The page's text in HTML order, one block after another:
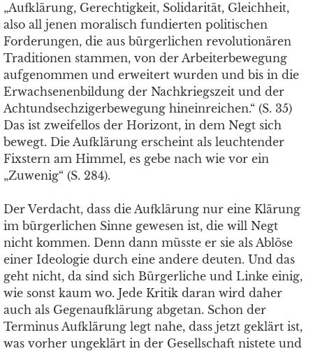
„Aufklärung, Gerechtigkeit, Solidarität, Gleichheit,
also all jenen moralisch fundierten politischen
Forderungen, die aus bürgerlichen revolutionären
Traditionen stammen, von der Arbeiterbewegung
aufgenommen und erweitert wurden und bis in die
Erwachsenenbildung der Nachkriegszeit und der
Achtundsechzigerbewegung hineinreichen.“ (S. 35)
Das ist zweifellos der Horizont, in dem Negt sich
bewegt. Die Aufklärung erscheint als leuchtender
Fixstern am Himmel, es gebe nach wie vor ein
„Zuwenig“ (S. 284).
Der Verdacht, dass die Aufklärung nur eine Klärung
im bürgerlichen Sinne gewesen ist, die will Negt
nicht kommen. Denn dann müsste er sie als Ablöse
einer Ideologie durch eine andere deuten. Und das
geht nicht, da sind sich Bürgerliche und Linke einig,
wie sonst kaum wo. Jede Kritik daran wird daher
auch als Gegenaufklärung abgetan. Schon der
Terminus Aufklärung legt nahe, dass jetzt geklärt ist,
was vorher ungeklärt in der Gesellschaft nistete und